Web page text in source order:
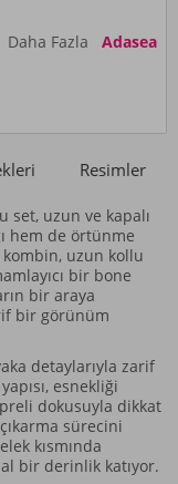
Daha Fazla Adasea
Resimler
set, uzun ve kapalı
hem de örtünme
kombin, uzun kollu
bir bone
bir araya
bir görünüm
detaylarıyla zarif
esnekliği
dokusuyla dikkat
sürecini
kısmında
bir derinlik katıyor.